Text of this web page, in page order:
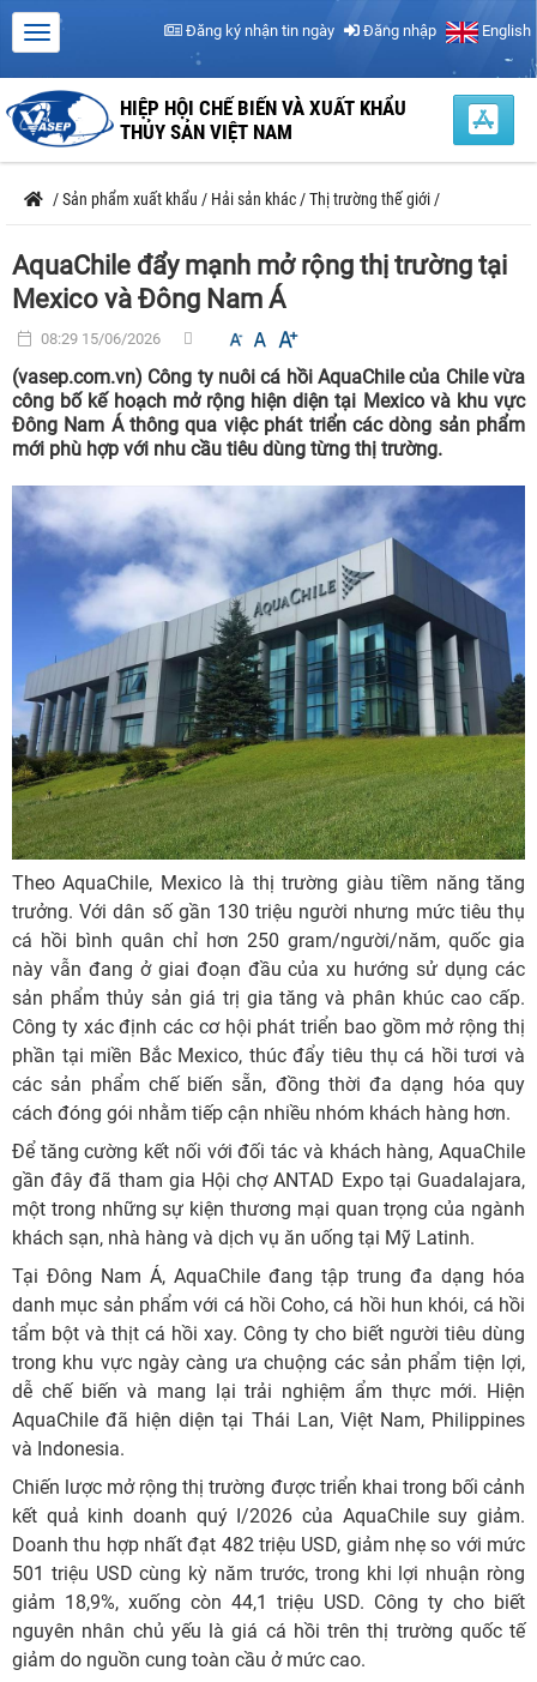
Đăng ký nhận tin ngày Đăng nhập English
HIỆP HỘI CHẾ BIẾN VÀ XUẤT KHẨU
THỦY SẢN VIỆT NAM
/Sản phẩm xuất khẩu / Hải sản khác /Thị trường thế giới /
AquaChile đẩy mạnh mở rộng thị trường tại
Mexico và Đông Nam Á
08:29 15/06/2026
(vasep.com.vn) Công ty nuôi cá hồi AquaChile của Chile vừa
công bố kế hoạch mở rộng hiện diện tại Mexico và khu vực
Đông Nam Á thông qua việc phát triển các dòng sản phẩm
mới phù hợp với nhu cầu tiêu dùng từng thị trường.
Theo AquaChile, Mexico là thị trường giàu tiềm năng tăng
trưởng. Với dân số gần 130 triệu người nhưng mức tiêu thụ
cá hồi bình quân chỉ hơn 250 gram/người/năm, quốc gia
này vẫn đang ở giai đoạn đầu của xu hướng sử dụng các
sản phẩm thủy sản giá trị gia tăng và phân khúc cao cấp.
Công ty xác định các cơ hội phát triển bao gồm mở rộng thị
phần tại miền Bắc Mexico, thúc đẩy tiêu thụ cá hồi tươi và
các sản phẩm chế biến sẵn, đồng thời đa dạng hóa quy
cách đóng gói nhằm tiếp cận nhiều nhóm khách hàng hơn.
Để tăng cường kết nối với đối tác và khách hàng, AquaChile
gần đây đã tham gia Hội chợ ANTAD Expo tại Guadalajara,
một trong những sự kiện thương mại quan trọng của ngành
khách sạn, nhà hàng và dịch vụ ăn uống tại Mỹ Latinh.
Tại Đông Nam Á, AquaChile đang tập trung đa dạng hóa
danh mục sản phẩm với cá hồi Coho, cá hồi hun khói, cá hồi
tẩm bột và thịt cá hồi xay. Công ty cho biết người tiêu dùng
trong khu vực ngày càng ưa chuộng các sản phẩm tiện lợi,
dễ chế biến và mang lại trải nghiệm ẩm thực mới. Hiện
AquaChile đã hiện diện tại Thái Lan, Việt Nam, Philippines
và Indonesia.
Chiến lược mở rộng thị trường được triển khai trong bối cảnh
kết quả kinh doanh quý I/2026 của AquaChile suy giảm.
Doanh thu hợp nhất đạt 482 triệu USD, giảm nhẹ so với mức
501 triệu USD cùng kỳ năm trước, trong khi lợi nhuận ròng
giảm 18,9%, xuống còn 44,1 triệu USD. Công ty cho biết
nguyên nhân chủ yếu là giá cá hồi trên thị trường quốc tế
giảm do nguồn cung toàn cầu ở mức cao.